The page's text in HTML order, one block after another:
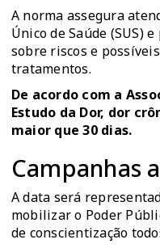
A norma assegura
Único de Saúde (SUS)e
sobre riscos e
tratamentos.
De acordo com a
Estudo da Dor, dor
maior que 30 dias.
Campanhas
A data será
mobilizar o Poder
de conscientização